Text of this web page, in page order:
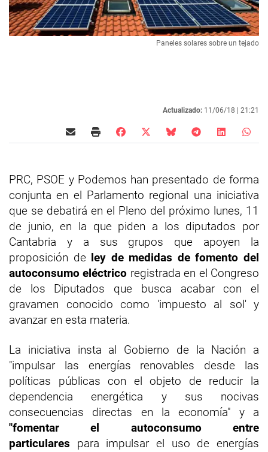
Paneles solares sobre un tejado
Actualizado: 11/06/18 | 21:21
PRC, PSOE y Podemos han presentado de forma
conjunta en el Parlamento regional una iniciativa
que se debatirá en el Pleno del próximo lunes, 11
de junio, en la que piden a los diputados por
Cantabria y a sus grupos que apoyen la
proposición de ley de medidas de fomento del
autoconsumo eléctrico registrada en el Congreso
de los Diputados que busca acabar con el
gravamen conocido como 'impuesto al sol' y
avanzar en esta materia.
La iniciativa insta al Gobierno de la Nación a
"impulsar las energías renovables desde las
políticas públicas con el objeto de reducir la
dependencia energética y sus nocivas
consecuencias directas en la economía" y a
"fomentar el autoconsumo entre
particulares para impulsar el uso de energías